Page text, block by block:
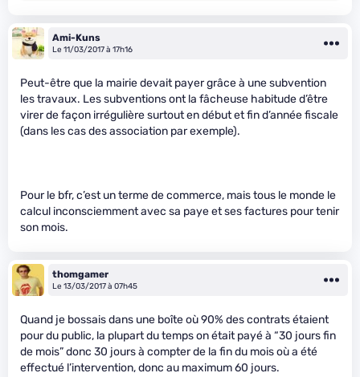
Ami-Kuns
Le 11/03/2017 à 17h16
Peut-être que la mairie devait payer grâce à une subvention
les travaux. Les subventions ont la fâcheuse habitude d’être
virer de façon irrégulière surtout en début et fin d’année fiscale
(dans les cas des association par exemple).
Pour le bfr, c’est un terme de commerce, mais tous le monde le
calcul inconsciemment avec sa paye et ses factures pour tenir
son mois.
thomgamer
Le 13/03/2017 à 07h45
Quand je bossais dans une boîte où 90% des contrats étaient
pour du public, la plupart du temps on était payé à “30 jours fin
de mois” donc 30 jours à compter de la fin du mois où a été
effectué l’intervention, donc au maximum 60 jours.